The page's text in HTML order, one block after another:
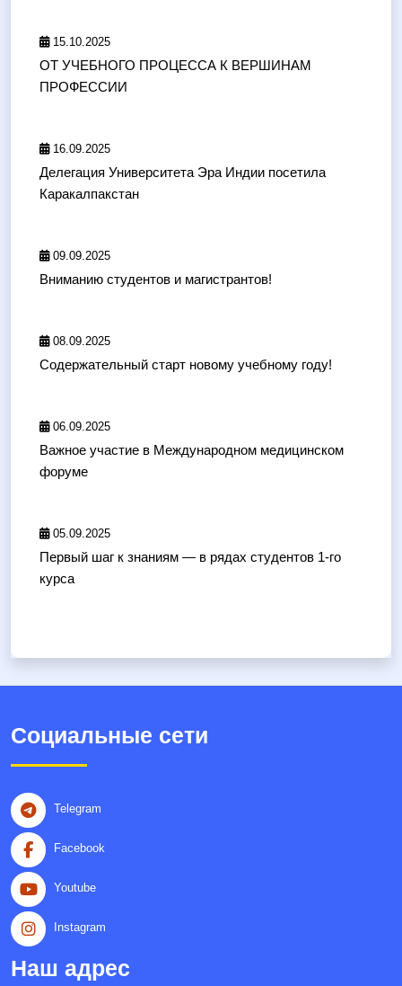
15.10.2025
ОТ УЧЕБНОГО ПРОЦЕССА К ВЕРШИНАМ
ПРОФЕССИИ
16.09.2025
Делегация Университета Эра Индии посетила
Каракалпакстан
09.09.2025
Вниманию студентов и магистрантов!
08.09.2025
Содержательный старт новому учебному году!
06.09.2025
Важное участие в Международном медицинском
форуме
05.09.2025
Первый шаг к знаниям — в рядах студентов 1-го
курса
Социальные сети
Telegram
Facebook
Youtube
Instagram
Наш адрес